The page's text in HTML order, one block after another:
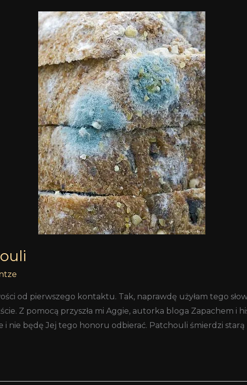
od pierwszego kontaktu. Tak, naprawdę użyłam tego
Z pomocą przyszła mi Aggie, autorka bloga Zapachem i
i nie będę Jej tego honoru odbierać. Patchouli śmierdzi starą